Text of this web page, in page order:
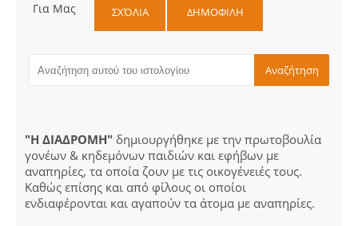
Για Μας ΣΧΌΛΙΑ ΔΗΜΟΦΙΛΗ
"Η ΔΙΑΔΡΟΜΗ" δημιουργήθηκε με την πρωτοβουλία
γονέων & κηδεμόνων παιδιών και εφήβων με
αναπηρίες, τα οποία ζουν με τις οικογένειές τους.
Καθώς επίσης και από φίλους οι οποίοι
ενδιαφέρονται και αγαπούν τα άτομα με αναπηρίες.